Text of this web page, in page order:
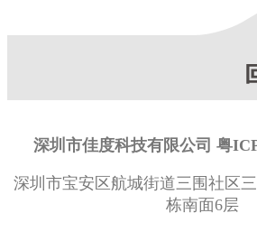
深圳市佳度科技有限公司 粤
深圳市宝安区航城街道三围社区
栋南面6层